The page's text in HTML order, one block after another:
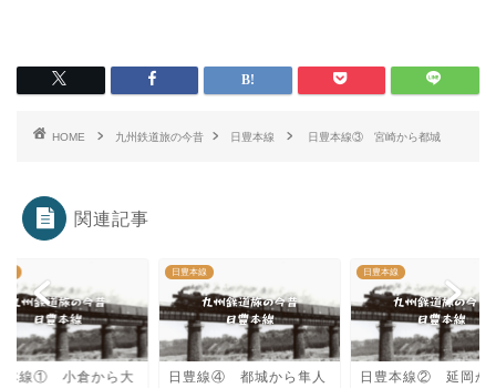
HOME 九州鉄道旅の今昔 日豊本線 日豊本線③ 宮崎から都城
関連記事
本線① 小倉から大
日豊本線
日豊線④ 都城から隼人
日豊本線
日豊本線② 延岡か